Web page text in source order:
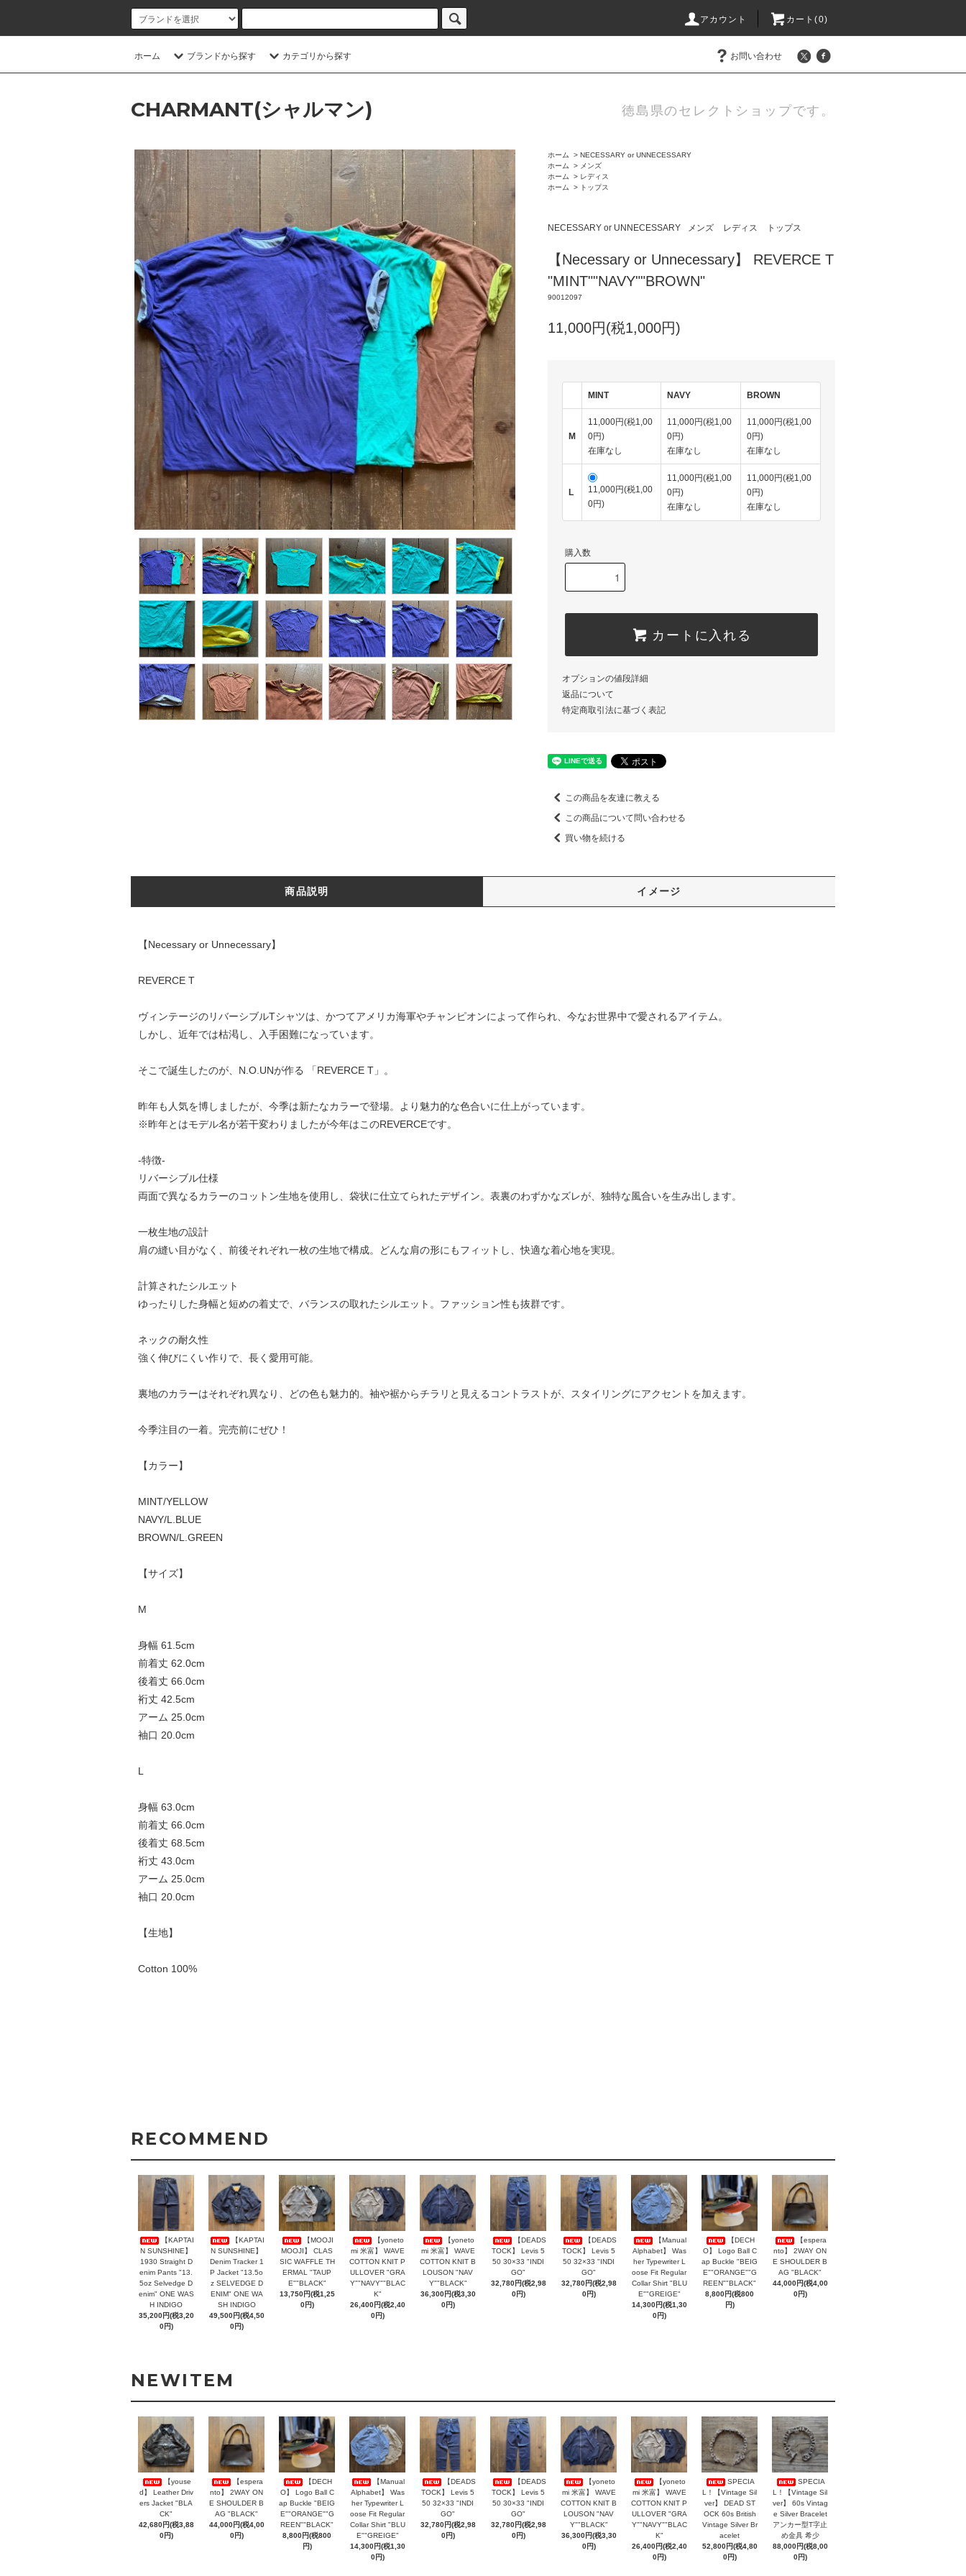
アカウント カート(0)
ホーム ブランドから探す カテゴリから探す お問い合わせ
CHARMANT(シャルマン) 徳島県のセレクトショップです。
ホーム > NECESSARY or UNNECESSARY
ホーム
> メンズ
ホーム
> レディス
ホーム
> トップス
NECESSARY or UNNECESSARY メンズ レディス トップス
【Necessary or Unnecessary】 REVERCE T
"MINT""NAVY""BROWN"
90012097
11,000円(税1,000円)
MINT NAVY BROWN
M
11,000円(税1,00
0円)
在庫なし
11,000円(税1,00
0円)
在庫なし
11,000円(税1,00
0円)
在庫なし
L
11,000円(税1,00
0円)
11,000円(税1,00
0円)
在庫なし
11,000円(税1,00
0円)
在庫なし
購入数
カートに入れる
オプションの値段詳細
返品について
特定商取引法に基づく表記
この商品を友達に教える
この商品について問い合わせる
買い物を続ける
商品説明 イメージ
【Necessary or Unnecessary】
REVERCE T
ヴィンテージのリバーシブルTシャツは、かつてアメリカ海軍やチャンピオンによって作られ、今なお世界中で愛されるアイテム。
しかし、近年では枯渇し、入手困難になっています。
そこで誕生したのが、N.O.UNが作る 「REVERCE T」。
昨年も人気を博しましたが、今季は新たなカラーで登場。より魅力的な色合いに仕上がっています。
※昨年とはモデル名が若干変わりましたが今年はこのREVERCEです。
-特徴-
リバーシブル仕様
両面で異なるカラーのコットン生地を使用し、袋状に仕立てられたデザイン。表裏のわずかなズレが、独特な風合いを生み出します。
一枚生地の設計
肩の縫い目がなく、前後それぞれ一枚の生地で構成。どんな肩の形にもフィットし、快適な着心地を実現。
計算されたシルエット
ゆったりした身幅と短めの着丈で、バランスの取れたシルエット。ファッション性も抜群です。
ネックの耐久性
強く伸びにくい作りで、長く愛用可能。
裏地のカラーはそれぞれ異なり、どの色も魅力的。袖や裾からチラリと見えるコントラストが、スタイリングにアクセントを加えます。
今季注目の一着。完売前にぜひ！
【カラー】
MINT/YELLOW
NAVY/L.BLUE
BROWN/L.GREEN
【サイズ】
M
身幅 61.5cm
前着丈 62.0cm
後着丈 66.0cm
裄丈 42.5cm
アーム 25.0cm
袖口 20.0cm
L
身幅 63.0cm
前着丈 66.0cm
後着丈 68.5cm
裄丈 43.0cm
アーム 25.0cm
袖口 20.0cm
【生地】
Cotton 100%
RECOMMEND
【KAPTAI
N SUNSHINE】
1930 Straight D
enim Pants "13.
5oz Selvedge D
enim" ONE WAS
H INDIGO
35,200円(税3,20
0円)
【KAPTAI
N SUNSHINE】
Denim Tracker 1
P Jacket "13.5o
z SELVEDGE D
ENIM" ONE WA
SH INDIGO
49,500円(税4,50
0円)
【MOOJI
MOOJI】 CLAS
SIC WAFFLE TH
ERMAL "TAUP
E""BLACK"
13,750円(税1,25
0円)
【yoneto
mi 米富】 WAVE
COTTON KNIT P
ULLOVER "GRA
Y""NAVY""BLAC
K"
26,400円(税2,40
0円)
【yoneto
mi 米富】 WAVE
COTTON KNIT B
LOUSON "NAV
Y""BLACK"
36,300円(税3,30
0円)
【DEADS
TOCK】 Levis 5
50 30×33 "INDI
GO"
32,780円(税2,98
0円)
【DEADS
TOCK】 Levis 5
50 32×33 "INDI
GO"
32,780円(税2,98
0円)
【Manual
Alphabet】 Was
her Typewriter L
oose Fit Regular
Collar Shirt "BLU
E""GREIGE"
14,300円(税1,30
0円)
【DECH
O】 Logo Ball C
ap Buckle "BEIG
E""ORANGE""G
REEN""BLACK"
8,800円(税800
円)
【espera
nto】 2WAY ON
E SHOULDER B
AG "BLACK"
44,000円(税4,00
0円)
NEWITEM
【youse
d】 Leather Driv
ers Jacket "BLA
CK"
42,680円(税3,88
0円)
【espera
nto】 2WAY ON
E SHOULDER B
AG "BLACK"
44,000円(税4,00
0円)
【DECH
O】 Logo Ball C
ap Buckle "BEIG
E""ORANGE""G
REEN""BLACK"
8,800円(税800
円)
【Manual
Alphabet】 Was
her Typewriter L
oose Fit Regular
Collar Shirt "BLU
E""GREIGE"
14,300円(税1,30
0円)
【DEADS
TOCK】 Levis 5
50 32×33 "INDI
GO"
32,780円(税2,98
0円)
【DEADS
TOCK】 Levis 5
50 30×33 "INDI
GO"
32,780円(税2,98
0円)
【yoneto
mi 米富】 WAVE
COTTON KNIT B
LOUSON "NAV
Y""BLACK"
36,300円(税3,30
0円)
【yoneto
mi 米富】 WAVE
COTTON KNIT P
ULLOVER "GRA
Y""NAVY""BLAC
K"
26,400円(税2,40
0円)
SPECIA
L！【Vintage Sil
ver】 DEAD ST
OCK 60s British
Vintage Silver Br
acelet
52,800円(税4,80
0円)
SPECIA
L！【Vintage Sil
ver】 60s Vintag
e Silver Bracelet
アンカー型T字止
め金具 希少
88,000円(税8,00
0円)